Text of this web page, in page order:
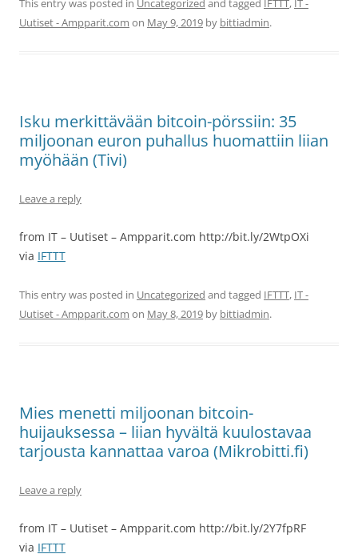
This entry was posted in Uncategorized and tagged IFTTT, IT -
Uutiset - Ampparit.com on May 9, 2019 by bittiadmin.
Isku merkittävään bitcoin-pörssiin: 35
miljoonan euron puhallus huomattiin liian
myöhään (Tivi)
Leave a reply
from IT – Uutiset – Ampparit.com http://bit.ly/2WtpOXi
via IFTTT
This entry was posted in Uncategorized and tagged IFTTT, IT -
Uutiset - Ampparit.com on May 8, 2019 by bittiadmin.
Mies menetti miljoonan bitcoin-
huijauksessa – liian hyvältä kuulostavaa
tarjousta kannattaa varoa (Mikrobitti.fi)
Leave a reply
from IT – Uutiset – Ampparit.com http://bit.ly/2Y7fpRF
via IFTTT